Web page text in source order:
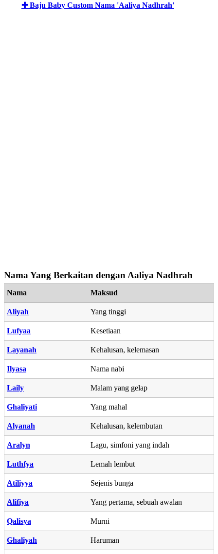
✚ Baju Baby Custom Nama 'Aaliya Nadhrah'
Nama Yang Berkaitan dengan Aaliya Nadhrah
Nama Maksud
Aliyah Yang tinggi
Lufyaa Kesetiaan
Layanah Kehalusan, kelemasan
Ilyasa Nama nabi
Laily Malam yang gelap
Ghaliyati Yang mahal
Alyanah Kehalusan, kelembutan
Aralyn Lagu, simfoni yang indah
Luthfya Lemah lembut
Atiliyya Sejenis bunga
Alifiya Yang pertama, sebuah awalan
Qalisya Murni
Ghaliyah Haruman